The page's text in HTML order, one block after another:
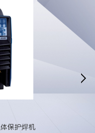
保护焊机
